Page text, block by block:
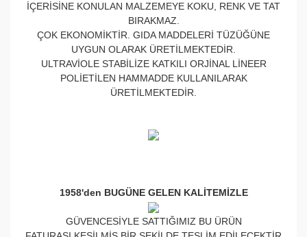
İÇERİSİNE KONULAN MALZEMEYE KOKU, RENK VE TAT
BIRAKMAZ.
ÇOK EKONOMİKTİR. GIDA MADDELERİ TÜZÜĞÜNE
UYGUN OLARAK ÜRETİLMEKTEDİR.
ULTRAVİOLE STABİLİZE KATKILI ORJİNAL LİNEER
POLİETİLEN HAMMADDE KULLANILARAK
ÜRETİLMEKTEDİR.
1958'den BUGÜNE GELEN KALİTEMİZLE
GÜVENCESİYLE SATTIĞIMIZ BU ÜRÜN